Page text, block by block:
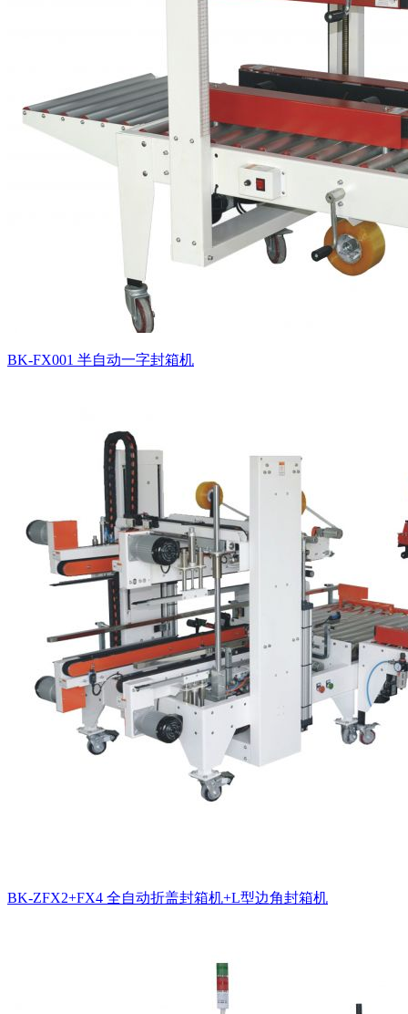
BK-FX001 半自动一字封箱机
BK-ZFX2+FX4 全自动折盖封箱机+L型边角封箱机